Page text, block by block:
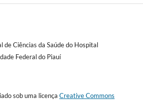
Ciências da Saúde do Hospital
Federal do Piauí
sob uma licença Creative Commons